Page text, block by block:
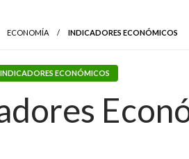
ECONOMÍA INDICADORES ECONÓMICOS
INDICADORES ECONÓMICOS